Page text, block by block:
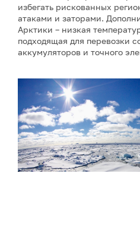
избегать рискованных
атаками и заторами.
Арктики – низкая
подходящая для перевозки
аккумуляторов и точного